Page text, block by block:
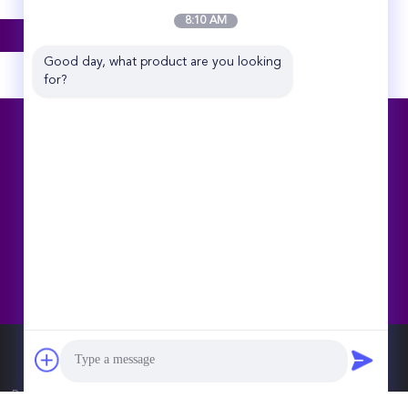
Co.,Ltd. All Rights Reserved.
8:10 AM
Good day, what product are you looking
for?